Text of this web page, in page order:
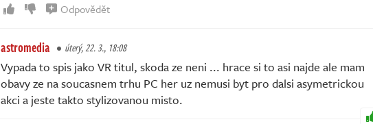
Odpovědět
astromedia úterý, 22. 3., 18:08
Vypada to spis jako VR titul, skoda ze neni ... hrace si to asi najde ale mam
obavy ze na soucasnem trhu PC her uz nemusi byt pro dalsi asymetrickou
akci a jeste takto stylizovanou misto.